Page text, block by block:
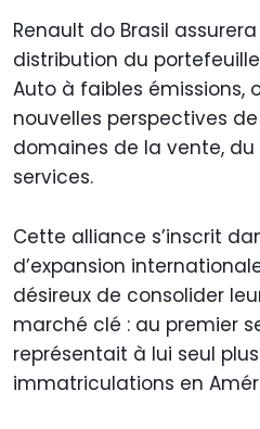
Renault do Brasil
distribution du
Auto à faibles émissions,
nouvelles perspectives
domaines de la vente,
services.
Cette alliance s’inscrit
d’expansion
désireux de consolider
marché clé : au premier
représentait à lui seul
immatriculations en